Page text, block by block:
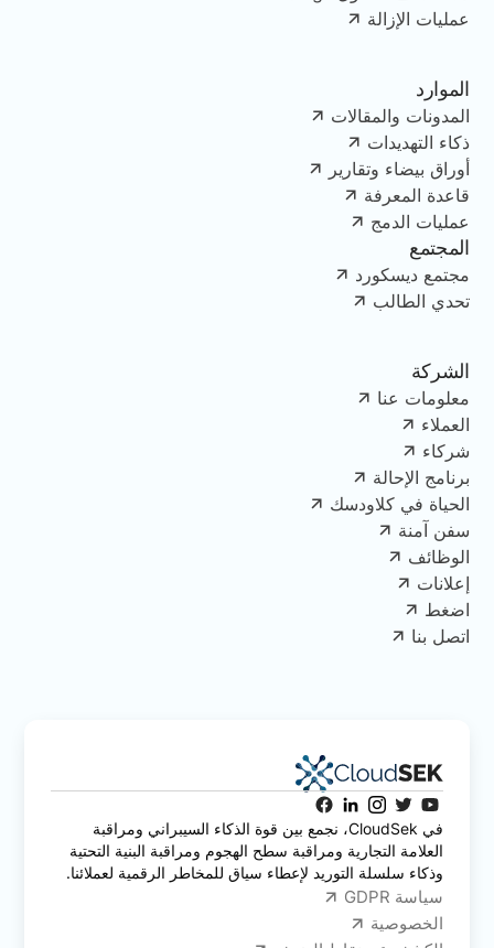
عمليات الإزالة
الموارد
المدونات والمقالات
ذكاء التهديدات
أوراق بيضاء وتقارير
قاعدة المعرفة
عمليات الدمج
المجتمع
مجتمع ديسكورد
تحدي الطالب
الشركة
معلومات عنا
العملاء
شركاء
برنامج الإحالة
الحياة في كلاودسك
سفن آمنة
الوظائف
إعلانات
اضغط
اتصل بنا
في CloudSek، نجمع بين قوة الذكاء السيبراني ومراقبة
العلامة التجارية ومراقبة سطح الهجوم ومراقبة البنية التحتية
وذكاء سلسلة التوريد لإعطاء سياق للمخاطر الرقمية لعملائنا.
سياسة GDPR
الخصوصية